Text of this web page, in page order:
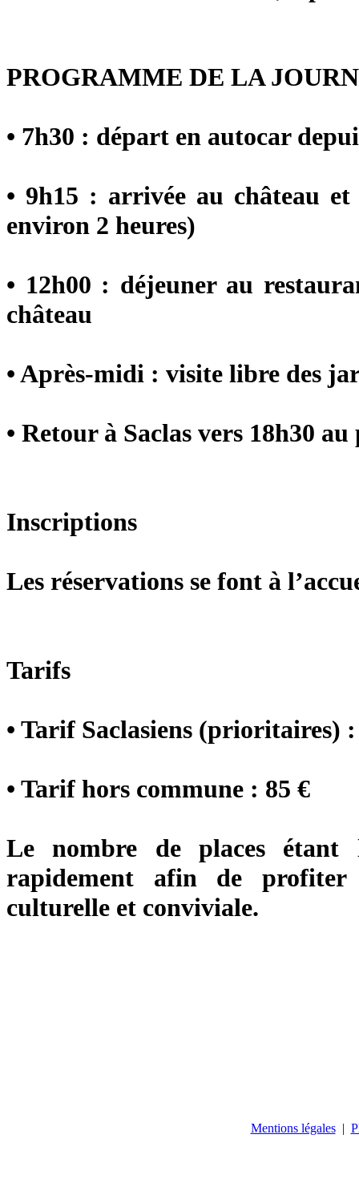
PROGRAMME DE LA
• 7h30 : départ en autocar
• 9h15 : arrivée au château
environ 2 heures)
• 12h00 : déjeuner au
château
• Après-midi : visite libre des
• Retour à Saclas vers 18h30
Inscriptions
Les réservations se font à
Tarifs
• Tarif Saclasiens (prioritaires) :
• Tarif hors commune : 85 €
Le nombre de places étant
rapidement afin de profiter
culturelle et conviviale.
Mentions légales |